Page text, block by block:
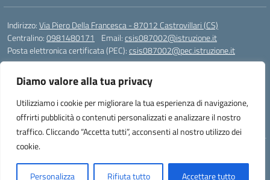
Diamo valore alla tua privacy
Utilizziamo i cookie per migliorare la tua esperienza di navigazione,
offrirti pubblicità o contenuti personalizzati e analizzare il nostro
traffico. Cliccando “Accetta tutti”, acconsenti al nostro utilizzo dei
cookie.
Personalizza Rifiuta tutto Accettare tutto
Indirizzo:Via Piero Della Francesca - 87012 Castrovillari (CS)
Centralino:0981480171 Email:csis087002@istruzione.it
Posta elettronica certificata (PEC):csis087002@pec.istruzione.it
Codice meccanografico:CSIS087002
Codice Indice delle Pubbliche Amministrazioni (IPA): PNG4CA8K
Codice unico di fatturazione (CUF): R8N7JA